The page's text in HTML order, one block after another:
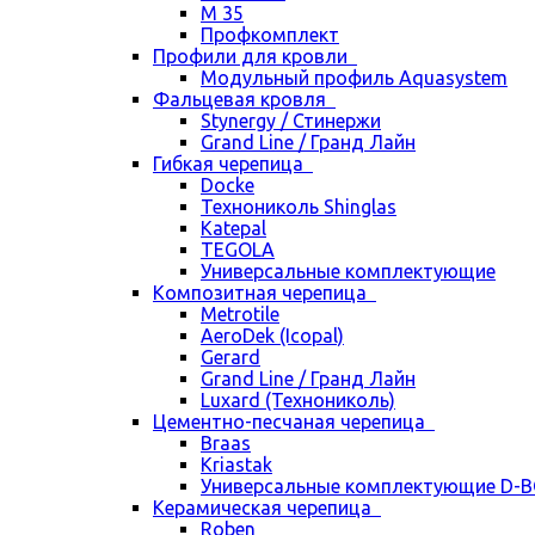
М 35
Профкомплект
Профили для кровли
Модульный профиль Aquasystem
Фальцевая кровля
Stynergy / Стинержи
Grand Line / Гранд Лайн
Гибкая черепица
Docke
Технониколь Shinglas
Katepal
TEGOLA
Универсальные комплектующие
Композитная черепица
Metrotile
AeroDek (Icopal)
Gerard
Grand Line / Гранд Лайн
Luxard (Технониколь)
Цементно-песчаная черепица
Braas
Kriastak
Универсальные комплектующие D-
Керамическая черепица
Roben